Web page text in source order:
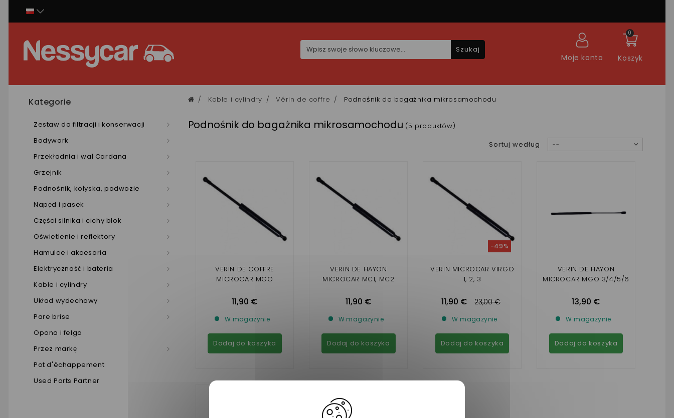
Koszyk
0
Moje konto
Szukaj
Kategorie
Zestaw do filtracji i konserwacji
Bodywork
Przekładnia i wał Cardana
Grzejnik
Podnośnik, kołyska, podwozie
Napęd i pasek
Części silnika i cichy blok
Oświetlenie i reflektory
Hamulce i akcesoria
Elektryczność i bateria
Kable i cylindry
Układ wydechowy
Pare brise
Opona i felga
Przez markę
Pot d'échappement
Used Parts Partner
Kable i cylindry Vérin de coffre Podnośnik do bagażnika mikrosamochodu
Podnośnik do bagażnika mikrosamochodu (5 produktów)
Sortuj według
--
VERIN DE COFFRE
MICROCAR MGO
11,90 €
W magazynie
Dodaj do koszyka
VERIN DE HAYON
MICROCAR MC1, MC2
11,90 €
W magazynie
Dodaj do koszyka
VERIN MICROCAR VIRGO
1, 2, 3
11,90 €
-49%
23,00 €
W magazynie
Dodaj do koszyka
VERIN DE HAYON
MICROCAR MGO 3/4/5/6
13,90 €
W magazynie
Dodaj do koszyka